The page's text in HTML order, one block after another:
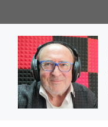
al
contenuto